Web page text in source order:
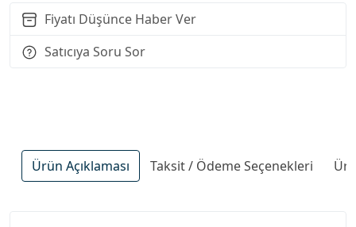
Fiyatı Düşünce Haber Ver
Satıcıya Soru Sor
Ürün Açıklaması Taksit / Ödeme Seçenekleri